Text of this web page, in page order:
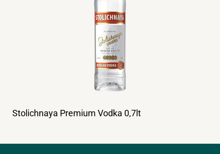
Stolichnaya Premium Vodka 0,7lt